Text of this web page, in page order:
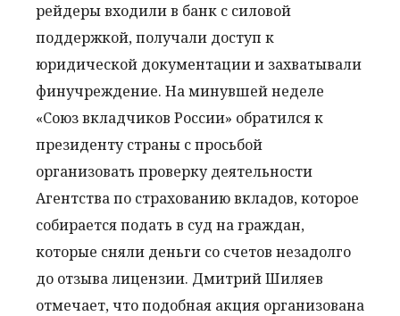
рейдеры входили в банк с силовой
поддержкой, получали доступ к
юридической документации и захватывали
финучреждение. На минувшей неделе
«Союз вкладчиков России» обратился к
президенту страны с просьбой
организовать проверку деятельности
Агентства по страхованию вкладов, которое
собирается подать в суд на граждан,
которые сняли деньги со счетов незадолго
до отзыва лицензии. Дмитрий Шиляев
отмечает, что подобная акция организована